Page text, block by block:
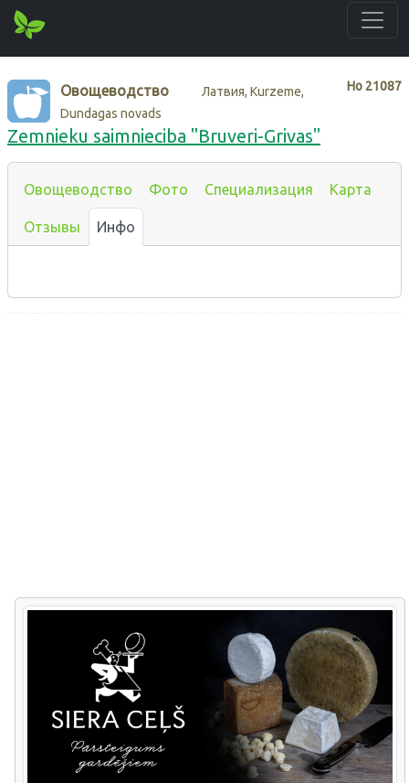
Нo 21087
Овощеводство
Латвия, Kurzeme,
Dundagas novads
Zemnieku saimnieciba "Bruveri-Grivas"
Овощеводство Фото Специализация Карта
Отзывы Инфо